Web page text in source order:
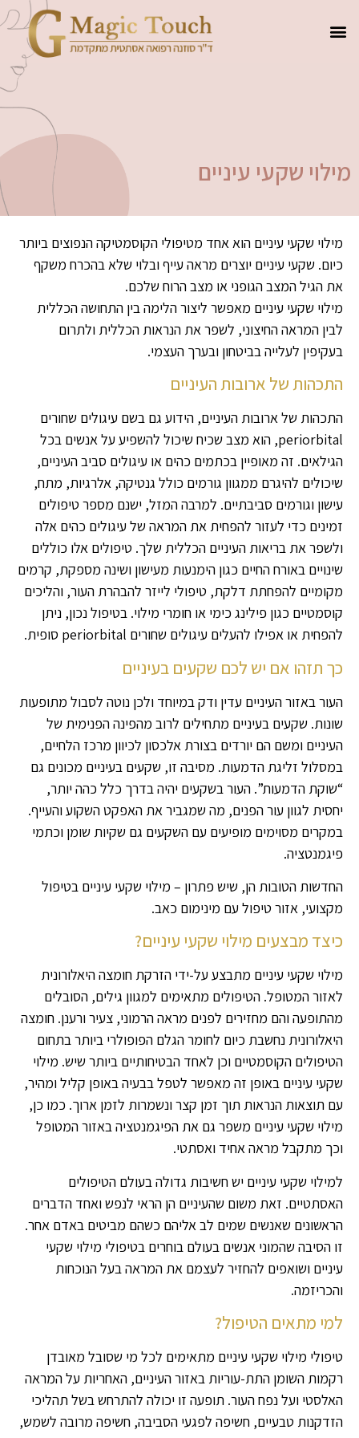
מילוי שקעי עיניים
מילוי שקעי עיניים הוא אחד מטיפולי הקוסמטיקה הנפוצים ביותר
כיום. שקעי עיניים יוצרים מראה עייף ובלוי שלא בהכרח משקף
את הגיל המצב הגופני או מצב הרוח שלכם.
מילוי שקעי עיניים מאפשר ליצור הלימה בין התחושה הכללית
לבין המראה החיצוני, לשפר את הנראות הכללית ולתרום
בעקיפין לעלייה בביטחון ובערך העצמי.
התכהות של ארובות העיניים
התכהות של ארובות העיניים, הידוע גם בשם עיגולים שחורים
periorbital, הוא מצב שכיח שיכול להשפיע על אנשים בכל
הגילאים. זה מאופיין בכתמים כהים או עיגולים סביב העיניים,
שיכולים להיגרם ממגוון גורמים כולל גנטיקה, אלרגיות, מתח,
עישון וגורמים סביבתיים. למרבה המזל, ישנם מספר טיפולים
זמינים כדי לעזור להפחית את המראה של עיגולים כהים אלה
ולשפר את בריאות העיניים הכללית שלך. טיפולים אלו כוללים
שינויים באורח החיים כגון הימנעות מעישון ושינה מספקת, קרמים
מקומיים להפחתת דלקת, טיפולי לייזר להבהרת העור, והליכים
קוסמטיים כגון פילינג כימי או חומרי מילוי. בטיפול נכון, ניתן
להפחית או אפילו להעלים עיגולים שחורים periorbital סופית.
כך תזהו אם יש לכם שקעים בעיניים
העור באזור העיניים עדין ודק במיוחד ולכן נוטה לסבול מתופעות
שונות. שקעים בעיניים מתחילים לרוב מהפינה הפנימית של
העיניים ומשם הם יורדים בצורת אלכסון לכיוון מרכז הלחיים,
במסלול זליגת הדמעות. מסיבה זו, שקעים בעיניים מכונים גם
“שוקת הדמעות”. העור בשקעים יהיה בדרך כלל כהה יותר,
יחסית לגוון עור הפנים, מה שמגביר את האפקט השקוע והעייף.
במקרים מסוימים מופיעים עם השקעים גם שקיות שומן וכתמי
פיגמנטציה.
החדשות הטובות הן, שיש פתרון – מילוי שקעי עיניים בטיפול
מקצועי, אזור טיפול עם מינימום כאב.
כיצד מבצעים מילוי שקעי עיניים?
מילוי שקעי עיניים מתבצע על-ידי הזרקת חומצה היאלורונית
לאזור המטופל. הטיפולים מתאימים למגוון גילים, הסובלים
מהתופעה והם מחזירים לפנים מראה הרמוני, צעיר ורענן. חומצה
היאלורונית נחשבת כיום לחומר הגלם הפופולרי ביותר בתחום
הטיפולים הקוסמטיים וכן לאחד הבטיחותיים ביותר שיש. מילוי
שקעי עיניים באופן זה מאפשר לטפל בבעיה באופן קליל ומהיר,
עם תוצאות הנראות תוך זמן קצר ונשמרות לזמן ארוך. כמו כן,
מילוי שקעי עיניים משפר גם את הפיגמנטציה באזור המטופל
וכך מתקבל מראה אחיד ואסתטי.
למילוי שקעי עיניים יש חשיבות גדולה בעולם הטיפולים
האסתטיים. זאת משום שהעיניים הן הראי לנפש ואחד הדברים
הראשונים שאנשים שמים לב אליהם כשהם מביטים באדם אחר.
זו הסיבה שהמוני אנשים בעולם בוחרים בטיפולי מילוי שקעי
עיניים ושואפים להחזיר לעצמם את המראה בעל הנוכחות
והכריזמה.
למי מתאים הטיפול?
טיפולי מילוי שקעי עיניים מתאימים לכל מי שסובל מאובדן
רקמות השומן התת-עוריות באזור העיניים, האחריות על המראה
האלסטי ועל נפח העור. תופעה זו יכולה להתרחש בשל תהליכי
הזדקנות טבעיים, חשיפה לפגעי הסביבה, חשיפה מרובה לשמש,